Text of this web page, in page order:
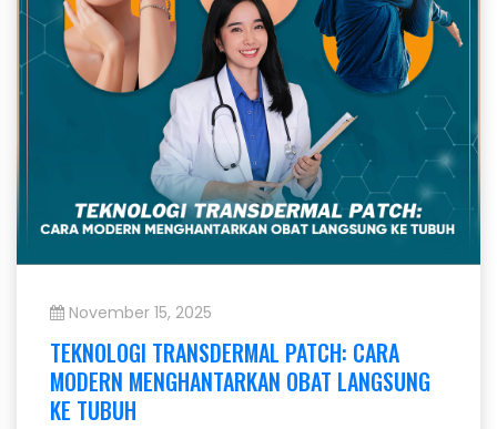
November 15, 2025
TEKNOLOGI TRANSDERMAL PATCH: CARA
MODERN MENGHANTARKAN OBAT LANGSUNG
KE TUBUH